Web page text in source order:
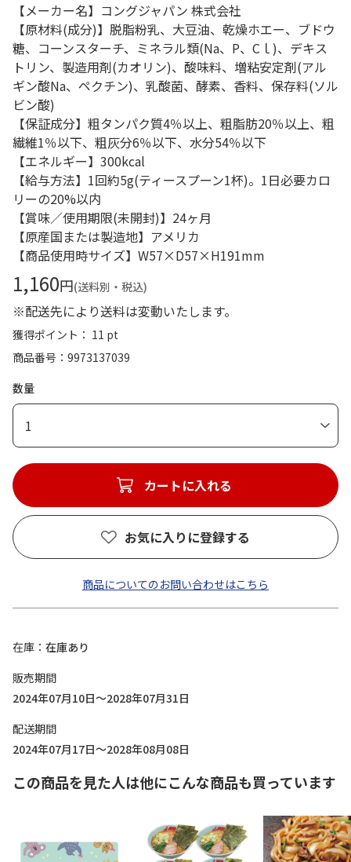
【メーカー名】コングジャパン 株式会社
【原材料(成分)】脱脂粉乳、大豆油、乾燥ホエー、ブドウ
糖、コーンスターチ、ミネラル類(Na、P、Cｌ)、デキス
トリン、製造用剤(カオリン)、酸味料、増粘安定剤(アル
ギン酸Na、ペクチン)、乳酸菌、酵素、香料、保存料(ソル
ビン酸)
【保証成分】粗タンパク質4％以上、粗脂肪20％以上、粗
繊維1％以下、粗灰分6％以下、水分54％以下
【エネルギー】300kcal
【給与方法】1回約5g(ティースプーン1杯)。1日必要カロ
リーの20%以内
【賞味／使用期限(未開封)】24ヶ月
【原産国または製造地】アメリカ
【商品使用時サイズ】W57×D57×H191mm
1,160円(送料別・税込)
※配送先により送料は変動いたします。
獲得ポイント： 11 pt
商品番号
9973137039
数量
1
カートに入れる
お気に入りに登録する
商品についてのお問い合わせはこちら
在庫
在庫あり
販売期間
2024年07月10日～2028年07月31日
配送期間
2024年07月17日～2028年08月08日
この商品を見た人は他にこんな商品も買っています